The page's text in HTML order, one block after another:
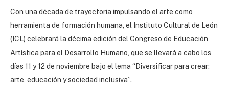
Con una década de trayectoria impulsando el arte como
herramienta de formación humana, el Instituto Cultural de León
(ICL) celebrará la décima edición del Congreso de Educación
Artística para el Desarrollo Humano, que se llevará a cabo los
días 11 y 12 de noviembre bajo el lema “Diversificar para crear:
arte, educación y sociedad inclusiva”.